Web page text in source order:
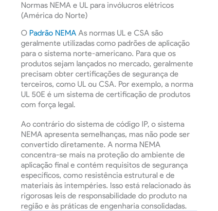
Normas NEMA e UL para invólucros elétricos
(América do Norte)
O Padrão NEMA As normas UL e CSA são
geralmente utilizadas como padrões de aplicação
para o sistema norte-americano. Para que os
produtos sejam lançados no mercado, geralmente
precisam obter certificações de segurança de
terceiros, como UL ou CSA. Por exemplo, a norma
UL 50E é um sistema de certificação de produtos
com força legal.
Ao contrário do sistema de código IP, o sistema
NEMA apresenta semelhanças, mas não pode ser
convertido diretamente. A norma NEMA
concentra-se mais na proteção do ambiente de
aplicação final e contém requisitos de segurança
específicos, como resistência estrutural e de
materiais às intempéries. Isso está relacionado às
rigorosas leis de responsabilidade do produto na
região e às práticas de engenharia consolidadas.